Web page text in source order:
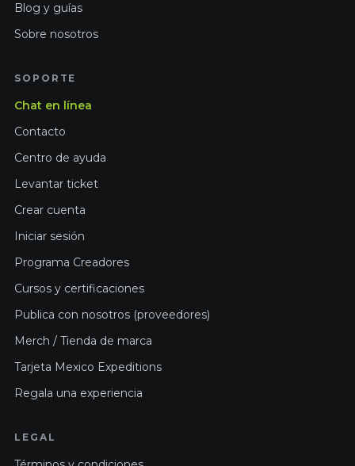
Blog y guías
Sobre nosotros
SOPORTE
Chat en línea
Contacto
Centro de ayuda
Levantar ticket
Crear cuenta
Iniciar sesión
Programa Creadores
Cursos y certificaciones
Publica con nosotros (proveedores)
Merch / Tienda de marca
Tarjeta Mexico Expeditions
Regala una experiencia
LEGAL